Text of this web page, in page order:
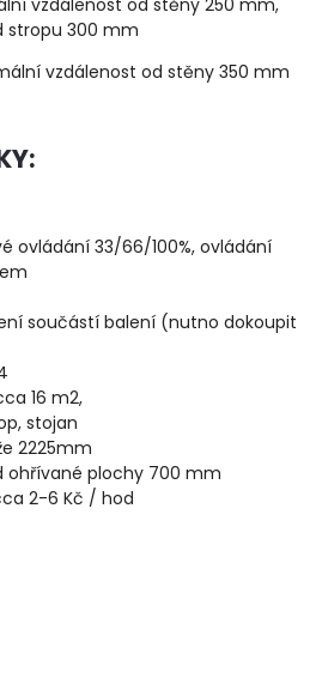
vzdálenost od stěny 250 mm,
stropu 300 mm
vzdálenost od stěny 350 mm
ovládání 33/66/100%, ovládání
součástí balení (nutno dokoupit
16 m2,
stojan
2225mm
ohřívané plochy 700 mm
2-6 Kč / hod